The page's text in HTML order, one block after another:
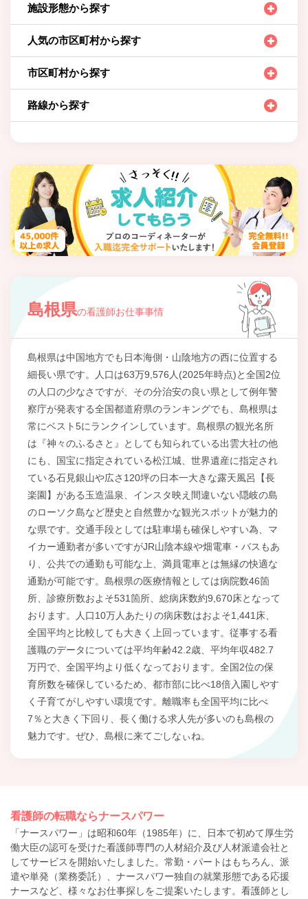
施設形態から探す
人気の市区町村から探す
市区町村から探す
路線から探す
島根県の看護師お仕事事情
島根県は中国地方でも日本海側・山陰地方の西に位置する
細長い県です。人口は63万9,576人(2025年時点)と全国2位
の人口の少なさですが、その分治安の良い県として例年警
察庁が発表する全国都道府県のランキングでも、島根県は
常にベスト5にランクインしています。島根県の観光名所
は『神々のふるさと』としても知られている出雲大社の他
にも、国宝に指定されている松江城、世界遺産に指定され
ている石見銀山や広さ120坪の日本一大きな露天風呂【長
楽園】がある玉造温泉、インスタ映え間違いない隠岐の島
のローソク島など歴史と自然豊かな観光スポットが魅力的
な県です。交通手段としては駐車場も確保しやすい為、マ
イカー通勤者が多いですがJR山陰本線や畑電車・バスもあ
り、公共での通勤も可能な上、満員電車とは無縁の快適な
通勤が可能です。島根県の医療情報としては病院数46箇
所、診療所数およそ531箇所、総病床数約9,670床となって
おります。人口10万人あたりの病床数はおよそ1,441床、
全国平均と比較しても大きく上回っています。従事する看
護職のデータについては平均年齢42.2歳、平均年収482.7
万円で、全国平均より低くなっております。全国2位の保
育所数を確保しているため、都市部に比べ18倍入園しやす
く子育てがしやすい環境です。離職率も全国平均に比べ
7％と大きく下回り、長く働ける求人先が多いのも島根の
魅力です。ぜひ、島根に来てごしなぃね。
看護師の転職ならナースパワー
「ナースパワー」は昭和60年（1985年）に、日本で初めて厚生労
働大臣の認可を受けた看護師専門の人材紹介及び人材派遣会社と
してサービスを開始いたしました。常勤・パートはもちろん、派
遣や単発（業務委託）、ナースパワー独自の就業形態である応援
ナースなど、様々なお仕事探しをご提案いたします。看護師とし